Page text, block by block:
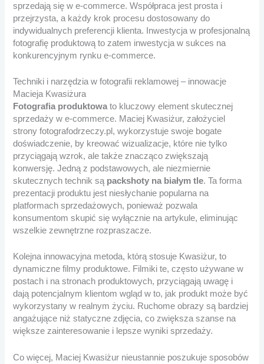
sprzedają się w e-commerce. Współpraca jest prosta i
przejrzysta, a każdy krok procesu dostosowany do
indywidualnych preferencji klienta. Inwestycja w profesjonalną
fotografię produktową to zatem inwestycja w sukces na
konkurencyjnym rynku e-commerce.
Techniki i narzędzia w fotografii reklamowej – innowacje
Macieja Kwasiżura
Fotografia produktowa to kluczowy element skutecznej
sprzedaży w e-commerce. Maciej Kwasiżur, założyciel
strony fotografodrzeczy.pl, wykorzystuje swoje bogate
doświadczenie, by kreować wizualizacje, które nie tylko
przyciągają wzrok, ale także znacząco zwiększają
konwersję. Jedną z podstawowych, ale niezmiernie
skutecznych technik są packshoty na białym tle. Ta forma
prezentacji produktu jest niesłychanie popularna na
platformach sprzedażowych, ponieważ pozwala
konsumentom skupić się wyłącznie na artykule, eliminując
wszelkie zewnętrzne rozpraszacze.
Kolejna innowacyjna metoda, którą stosuje Kwasiżur, to
dynamiczne filmy produktowe. Filmiki te, często używane w
postach i na stronach produktowych, przyciągają uwagę i
dają potencjalnym klientom wgląd w to, jak produkt może być
wykorzystany w realnym życiu. Ruchome obrazy są bardziej
angażujące niż statyczne zdjęcia, co zwiększa szanse na
większe zainteresowanie i lepsze wyniki sprzedaży.
Co więcej, Maciej Kwasiżur nieustannie poszukuje sposobów